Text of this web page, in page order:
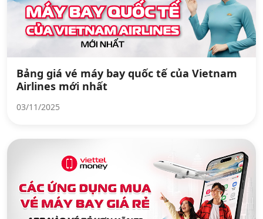
Bảng giá vé máy bay quốc tế của Vietnam
Airlines mới nhất
03/11/2025